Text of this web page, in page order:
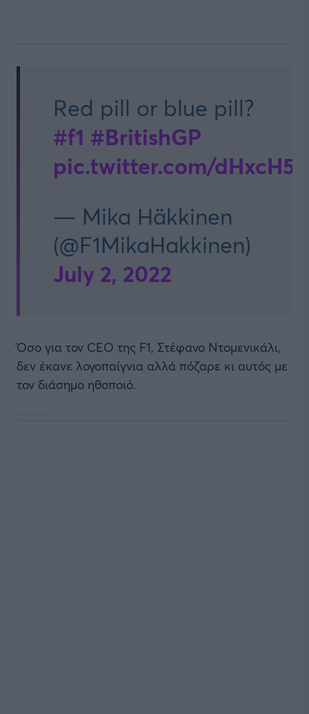
Red pill or blue pill?
#f1 #BritishGP
pic.twitter.com/
— Mika Häkkinen
(@F1MikaHakkinen)
July 2, 2022
Όσο για τον CEO της F1, Στέφανο Ντομενικάλι,
δεν έκανε λογοπαίγνια αλλά πόζαρε κι αυτός με
τον διάσημο ηθοποιό.